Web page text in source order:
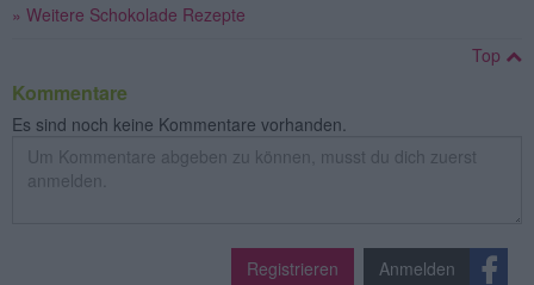
» Weitere Schokolade Rezepte
Top
Kommentare
Es sind noch keine Kommentare vorhanden.
Registrieren Anmelden